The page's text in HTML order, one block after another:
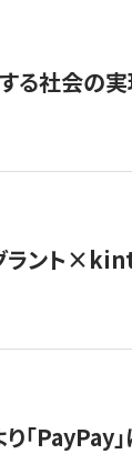
る社会の
ラント
「PayPay